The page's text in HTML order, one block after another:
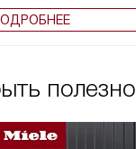
полезно